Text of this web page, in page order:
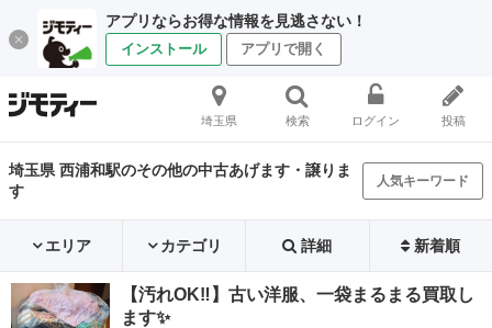
アプリならお得な情報を見逃さない！
インストール アプリで開く
埼玉県 検索 ログイン 投稿
埼玉県 西浦和駅のその他の中古あげます・譲りま
す
人気キーワード
エリア カテゴリ 詳細 新着順
【汚れOK‼️】古い洋服、一袋まるまる買取し
ます✨